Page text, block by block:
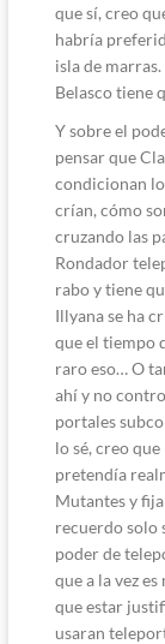
que sí, creo
habría
isla de
Belasco tiene
Y sobre el
pensar que
condicionan
crían, cómo
cruzando las
Rondador
rabo y tiene
Illyana se ha
que el tiempo
raro eso… O
ahí y no
portales
lo sé, creo
pretendía
Mutantes y
recuerdo solo
poder de
que a la vez
que estar
usaran